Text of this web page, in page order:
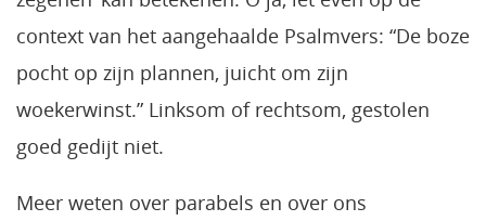
context van het aangehaalde Psalmvers: “De boze
pocht op zijn plannen, juicht om zijn
woekerwinst.” Linksom of rechtsom, gestolen
goed gedijt niet.
Meer weten over parabels en over ons